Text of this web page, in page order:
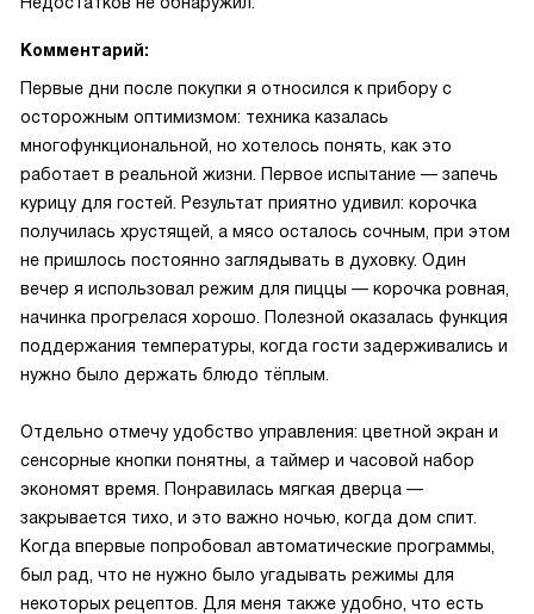
Комментарий:
Первые дни после покупки я относился к прибору с
осторожным оптимизмом: техника казалась
многофункциональной, но хотелось понять, как это
работает в реальной жизни. Первое испытание — запечь
курицу для гостей. Результат приятно удивил: корочка
получилась хрустящей, а мясо осталось сочным, при этом
не пришлось постоянно заглядывать в духовку. Один
вечер я использовал режим для пиццы — корочка ровная,
начинка прогрелася хорошо. Полезной оказалась функция
поддержания температуры, когда гости задерживались и
нужно было держать блюдо тёплым.
Отдельно отмечу удобство управления: цветной экран и
сенсорные кнопки понятны, а таймер и часовой набор
экономят время. Понравилась мягкая дверца —
закрывается тихо, и это важно ночью, когда дом спит.
Когда впервые попробовал автоматические программы,
был рад, что не нужно было угадывать режимы для
некоторых рецептов. Для меня также удобно, что есть